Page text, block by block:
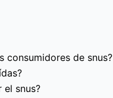
consumidores de snus?
el snus?